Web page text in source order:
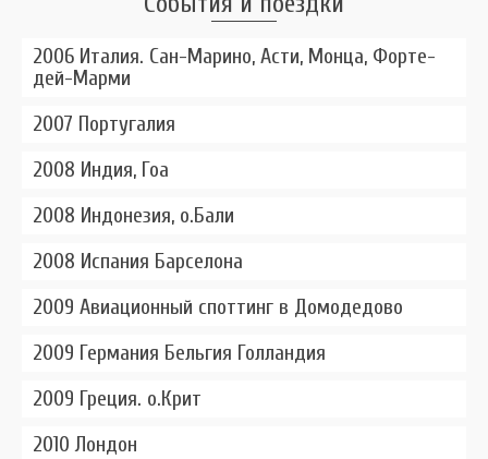
2006 Италия. Сан-Марино, Асти, Монца, Форте-
дей-Марми
2007 Португалия
2008 Индия, Гоа
2008 Индонезия, о.Бали
2008 Испания Барселона
2009 Авиационный споттинг в Домодедово
2009 Германия Бельгия Голландия
2009 Греция. о.Крит
2010 Лондон